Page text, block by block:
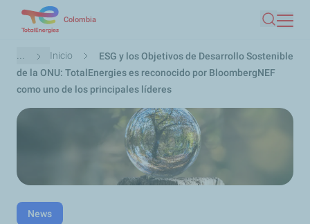
contenido
principal
Colombia
Buscar
Ruta
de
navegación
... Inicio
ESG y los Objetivos de Desarrollo Sostenible
de la ONU: TotalEnergies es reconocido por BloombergNEF
como uno de los principales líderes
News